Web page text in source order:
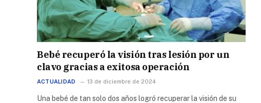
Bebé recuperó la visión tras lesión por un
clavo gracias a exitosa operación
ACTUALIDAD 13 de diciembre de 2024
Una bebé de tan solo dos años logró recuperar la visión de su